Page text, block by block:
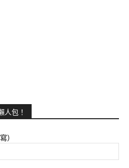
人包！
）